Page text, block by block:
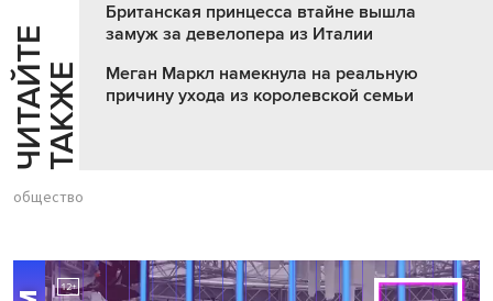
Ч
И
Т
АЙ
Т
Е
Т
А
К
ЖЕ
Британская принцесса втайне вышла
замуж за девелопера из Италии
Меган Маркл намекнула на реальную
причину ухода из королевской семьи
общество